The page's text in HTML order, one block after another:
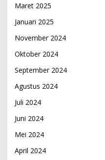
Maret 2025
Januari 2025
November 2024
Oktober 2024
September 2024
Agustus 2024
Juli 2024
Juni 2024
Mei 2024
April 2024